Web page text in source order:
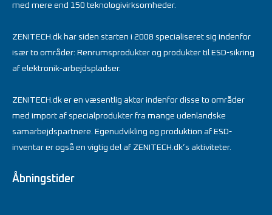
med mere end 150 teknologivirksomheder.
ZENITECH.dk har siden starten i 2008 specialiseret sig indenfor
især to områder: Renrumsprodukter og produkter til ESD-sikring
af elektronik-arbejdspladser.
ZENITECH.dk er en væsentlig aktør indenfor disse to områder
med import af specialprodukter fra mange udenlandske
samarbejdspartnere. Egenudvikling og produktion af ESD-
inventar er også en vigtig del af ZENITECH.dk’s aktiviteter.
Åbningstider